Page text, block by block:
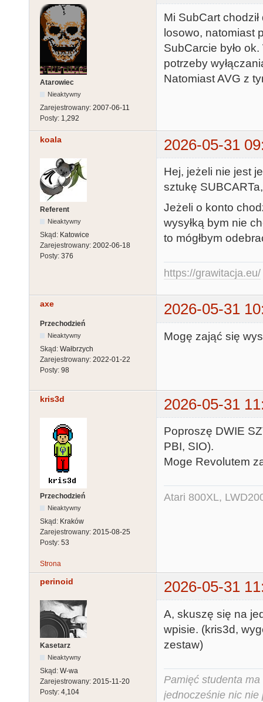
Atarowiec
Nieaktywny
Zarejestrowany: 2007-06-11
Posty: 1,292
Mi SubCart
losowo, natomiast
SubCarcie było
potrzeby
Natomiast AVG z
koala 2026-05-31
Referent
Nieaktywny
Skąd: Katowice
Zarejestrowany: 2002-06-18
Posty: 376
Hej, jeżeli nie jest
sztukę
Jeżeli o konto
wysyłką bym nie
to mógłbym
https://grawitacja.eu/
axe 2026-05-31
Przechodzień
Nieaktywny
Skąd: Wałbrzych
Zarejestrowany: 2022-01-22
Posty: 98
Mogę zająć się
kris3d 2026-05-31
Przechodzień
Nieaktywny
Skąd: Kraków
Zarejestrowany: 2015-08-25
Posty: 53
Poproszę DWIE
PBI, SIO).
Moge Revolutem
Atari 800XL,
Strona
perinoid 2026-05-31
Kasetarz
Nieaktywny
Skąd: W-wa
Zarejestrowany: 2015-11-20
Posty: 4,104
A, skuszę się na
wpisie. (kris3d,
zestaw)
Pamięć studenta
jednocześnie nic nie